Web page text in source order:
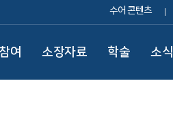
수어 콘텐츠
참여 소장자료 학술 소식